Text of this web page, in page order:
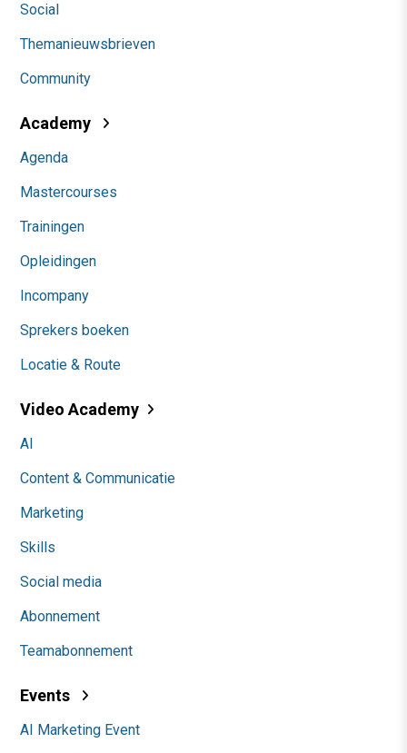
Social
Themanieuwsbrieven
Community
Academy
Agenda
Mastercourses
Trainingen
Opleidingen
Incompany
Sprekers boeken
Locatie & Route
Video Academy
AI
Content & Communicatie
Marketing
Skills
Social media
Abonnement
Teamabonnement
Events
AI Marketing Event